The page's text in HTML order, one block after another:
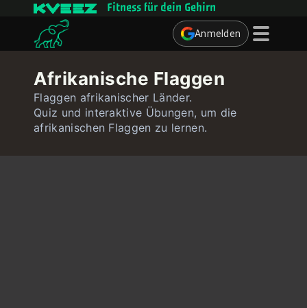
Fitness für dein Gehirn
Anmelden
Quizze
Benutzer
Afrikanische Flaggen
Flaggen afrikanischer Länder.
Quiz und interaktive Übungen, um die
afrikanischen Flaggen zu lernen.